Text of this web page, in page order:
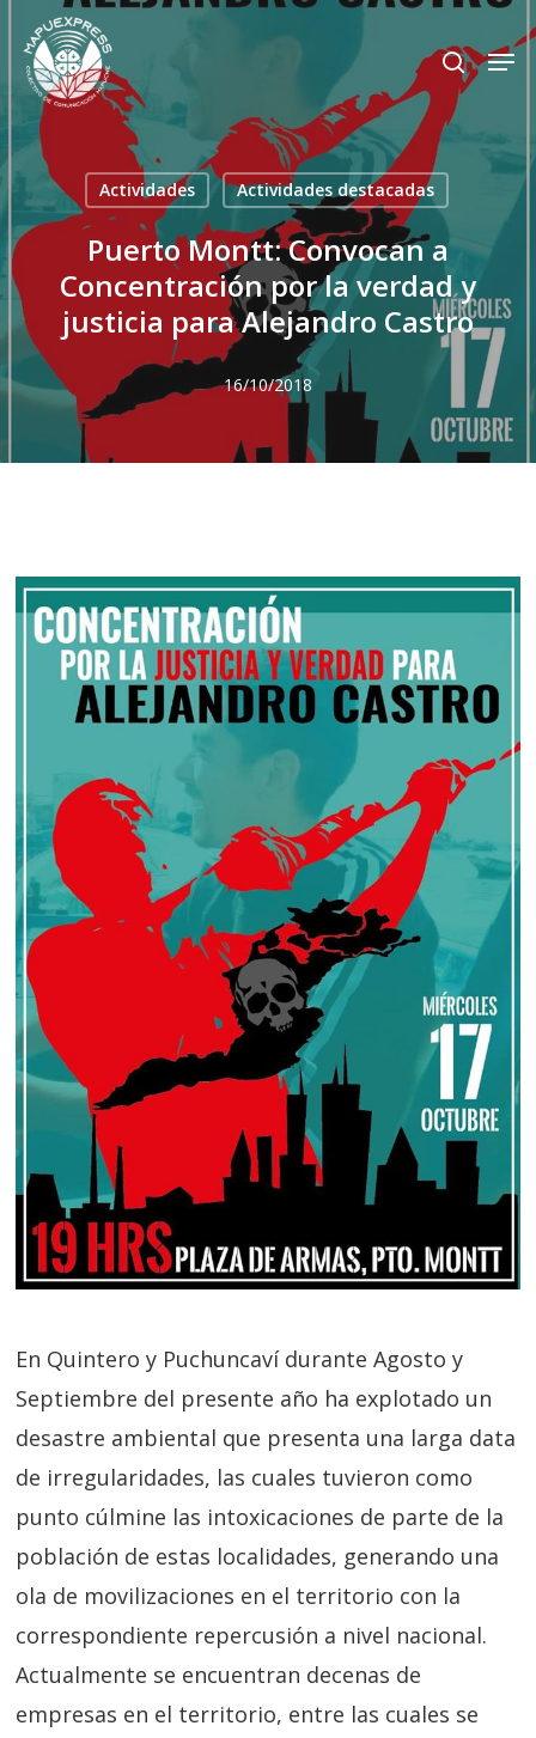
Skip
main
content
search
Actividades Actividades destacadas
Puerto Montt: Convocan a
Concentración por la verdad y
justicia para Alejandro Castro
16/10/2018
En Quintero y Puchuncaví durante Agosto y
Septiembre del presente año ha explotado un
desastre ambiental que presenta una larga data
de irregularidades, las cuales tuvieron como
punto cúlmine las intoxicaciones de parte de la
población de estas localidades, generando una
ola de movilizaciones en el territorio con la
correspondiente repercusión a nivel nacional.
Actualmente se encuentran decenas de
empresas en el territorio, entre las cuales se
Close